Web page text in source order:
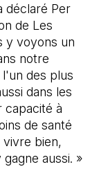
déclaré Per
de Les
y voyons un
notre
des plus
dans les
capacité à
de santé
vivre bien,
aussi. »